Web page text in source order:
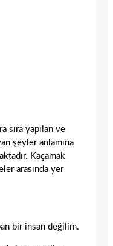
sıra yapılan ve
şeyler anlamına
Kaçamak
arasında yer
bir insan değilim.